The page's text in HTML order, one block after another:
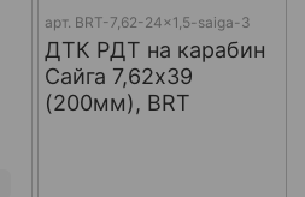
арт. BRT-7,62-24x1,5-saiga-3
ДТК РДТ на карабин
Сайга 7,62х39
(200мм), BRT